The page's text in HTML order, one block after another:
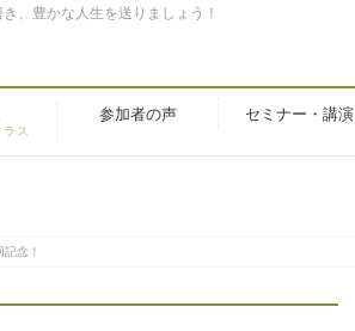
、豊かな人生を送りましょう！
ス
参加者の声 セミナー・講演
念！